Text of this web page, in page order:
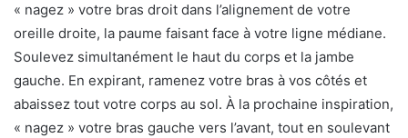
« nagez » votre bras droit dans l’alignement de votre
oreille droite, la paume faisant face à votre ligne médiane.
Soulevez simultanément le haut du corps et la jambe
gauche. En expirant, ramenez votre bras à vos côtés et
abaissez tout votre corps au sol. À la prochaine inspiration,
« nagez » votre bras gauche vers l’avant, tout en soulevant